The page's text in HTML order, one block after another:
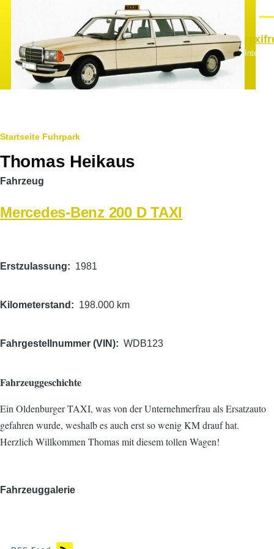
Pfadnavigation
Startseite Fuhrpark
Thomas Heikaus
Fahrzeug
Mercedes-Benz 200 D TAXI
Erstzulassung 1981
Kilometerstand 198.000 km
Fahrgestellnummer (VIN) WDB123
Fahrzeuggeschichte
Ein Oldenburger TAXI, was von der Unternehmerfrau als Ersatzauto
gefahren wurde, weshalb es auch erst so wenig KM drauf hat.
Herzlich Willkommen Thomas mit diesem tollen Wagen!
Fahrzeuggalerie